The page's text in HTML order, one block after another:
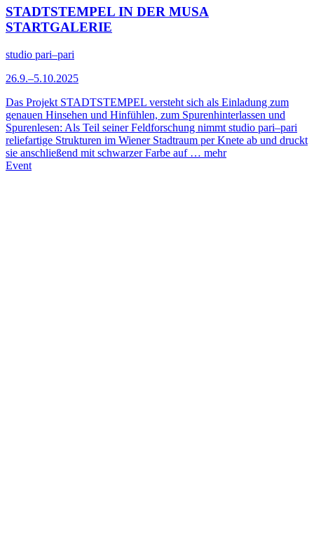
STADTSTEMPEL IN DER MUSA
STARTGALERIE
studio pari–pari
26.9.–5.10.2025
Das Projekt STADTSTEMPEL versteht sich als Einladung zum
genauen Hinsehen und Hinfühlen, zum Spurenhinterlassen und
Spurenlesen: Als Teil seiner Feldforschung nimmt studio pari–pari
reliefartige Strukturen im Wiener Stadtraum per Knete ab und druckt
sie anschließend mit schwarzer Farbe auf … mehr
Event